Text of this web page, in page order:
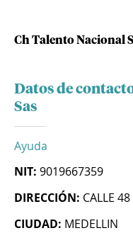
Ch Talento Nacional
Datos de
Sas
Ayuda
NIT: 9019667359
DIRECCIÓN: CALLE
CIUDAD: MEDELLIN